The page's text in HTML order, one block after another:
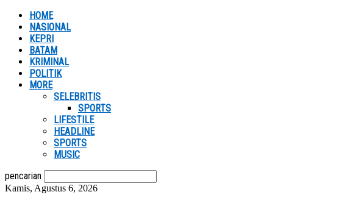
HOME
NASIONAL
KEPRI
BATAM
KRIMINAL
POLITIK
MORE
SELEBRITIS
SPORTS
LIFESTILE
HEADLINE
SPORTS
MUSIC
pencarian
Kamis, Agustus 6, 2026